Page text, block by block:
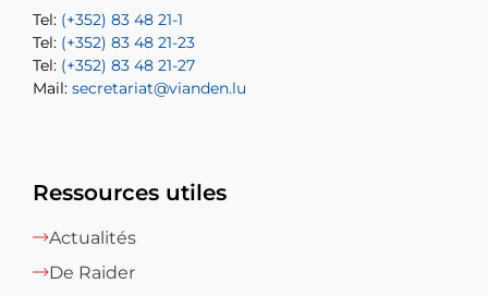
Tel: (+352) 83 48 21-1
Tel: (+352) 83 48 21-23
Tel: (+352) 83 48 21-27
Mail: secretariat@vianden.lu
Tel: (+352) 83 48 21-20
Tel: (+352) 83 48 21-22
Mail:sofia.carvalho@vianden.lu
Mail: diane.storn@vianden.lu
Ressources utiles
Actualités
De Raider